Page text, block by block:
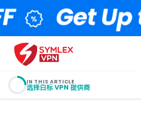
IN THIS ARTICLE
选择白标 VPN 提供商